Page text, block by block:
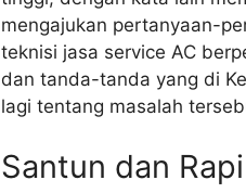
mengajukan pertanyaan-
teknisi jasa service AC
dan tanda-tanda yang di
lagi tentang masalah
Santun dan